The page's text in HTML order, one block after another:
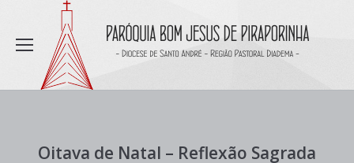
Oitava de Natal – Reflexão Sagrada